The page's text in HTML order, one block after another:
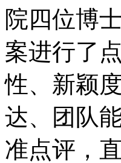
院四位博
案进行了
性、新颖
达、团队
准点评，